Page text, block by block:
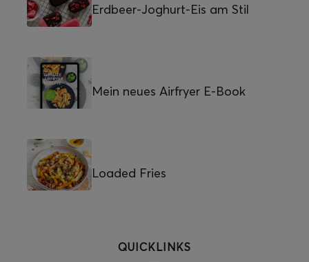
Erdbeer-Joghurt-Eis am Stil
Mein neues Airfryer E-Book
Loaded Fries
QUICKLINKS